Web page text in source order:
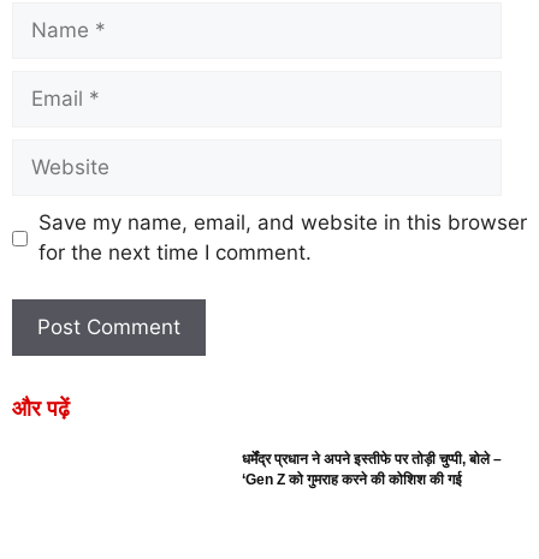
Save my name, email, and website in this browser
for the next time I comment.
और पढ़ें
धर्मेंद्र प्रधान ने अपने इस्तीफे पर तोड़ी चुप्पी, बोले –
‘Gen Z को गुमराह करने की कोशिश की गई